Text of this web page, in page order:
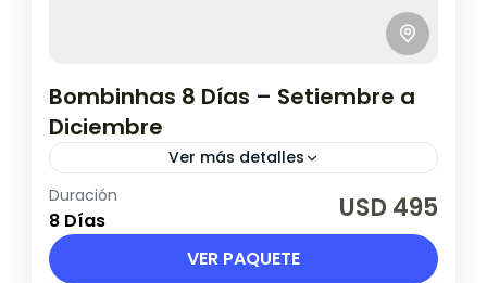
Bombinhas 8 Días – Setiembre a
Diciembre
Ver más detalles
Setiembre a diciembre 2026
Brasil
1 Persona en base doble
Duración
8 Días USD 495
VER PAQUETE